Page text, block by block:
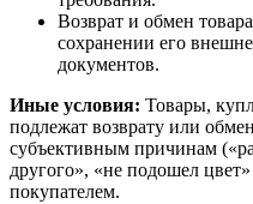
Возврат и обмен
сохранении его
документов.
Иные условия: Товары,
подлежат возврату или
субъективным причинам
другого», «не подошел
покупателем.